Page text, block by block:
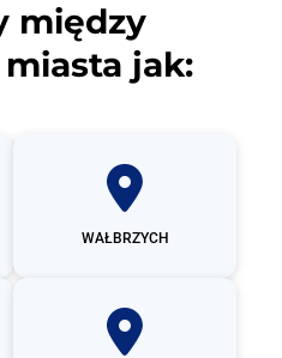
między
jak:
WAŁBRZYCH